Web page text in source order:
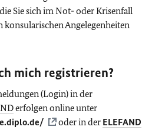
Sie sich im Not- oder Krisenfall
konsularischen Angelegenheiten
mich registrieren?
(Login) in der
erfolgen online unter
oder in der ELEFAND